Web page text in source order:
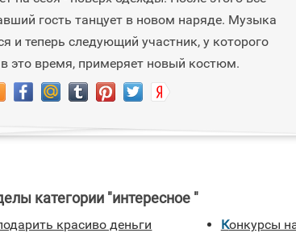
гость танцует в новом наряде. Музыка
и теперь следующий участник, у которого
это время, примеряет новый костюм.
категории "интересное "
красиво деньги
Конкурсы на праздники для